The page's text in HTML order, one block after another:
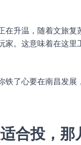
在升温，随着文旅
家。这意味着在这
铁了心要在南昌发
合投，那